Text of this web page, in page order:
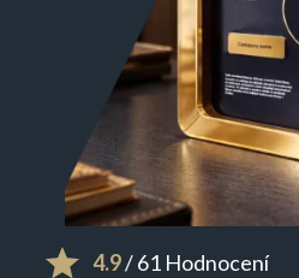
4.9/ 61 Hodnocení